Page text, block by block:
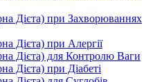
Дієта) при Захворюваннях
Дієта) при Алергії
Дієта) для Контролю Ваги
Дієта) при Діабеті